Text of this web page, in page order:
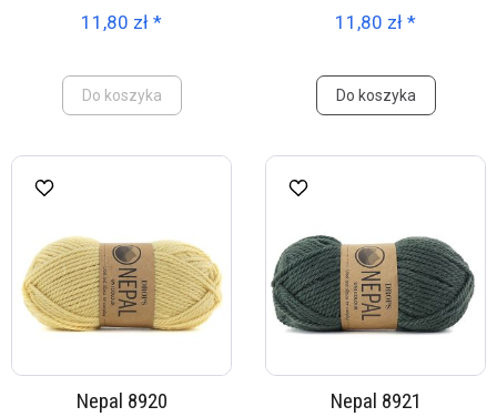
11,80 zł *
Do koszyka
11,80 zł *
Do koszyka
Nepal 8920 Nepal 8921